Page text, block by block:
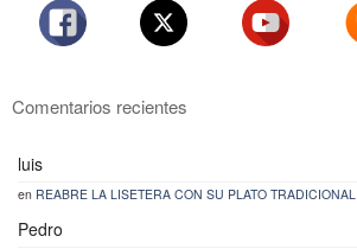
Comentarios recientes
luis
en REABRE LA LISETERA CON SU PLATO TRADICIONAL
Pedro